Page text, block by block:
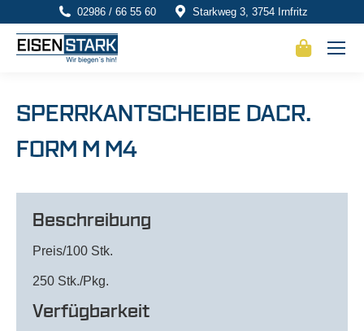
02986 / 66 55 60 Starkweg 3, 3754 Irnfritz
SPERRKANTSCHEIBE DACR.
FORM M M4
Beschreibung
Preis/100 Stk.
250 Stk./Pkg.
Verfügbarkeit